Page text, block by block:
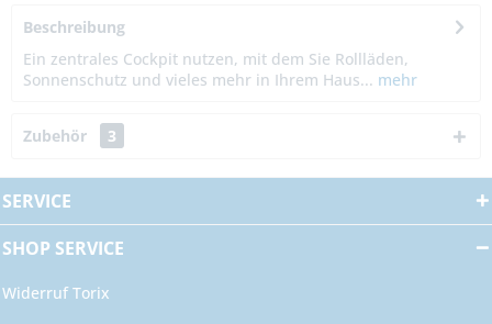
Beschreibung
Ein zentrales Cockpit nutzen, mit dem Sie Rollläden,
Sonnenschutz und vieles mehr in Ihrem Haus... mehr
Zubehör 3
SERVICE
SHOP SERVICE
Widerruf Torix